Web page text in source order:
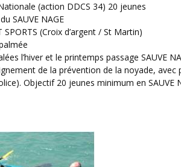
(action DDCS 34) 20 jeunes
SAUVE NAGE
(Croix d’argent / St Martin)
l’hiver et le printemps passage SAUVE
de la prévention de la noyade,
Objectif 20 jeunes minimum en SAUVE